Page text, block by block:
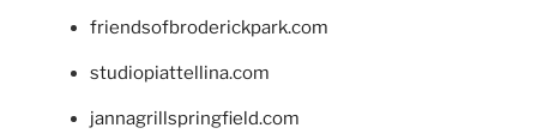
friendsofbroderickpark.com
studiopiattellina.com
jannagrillspringfield.com